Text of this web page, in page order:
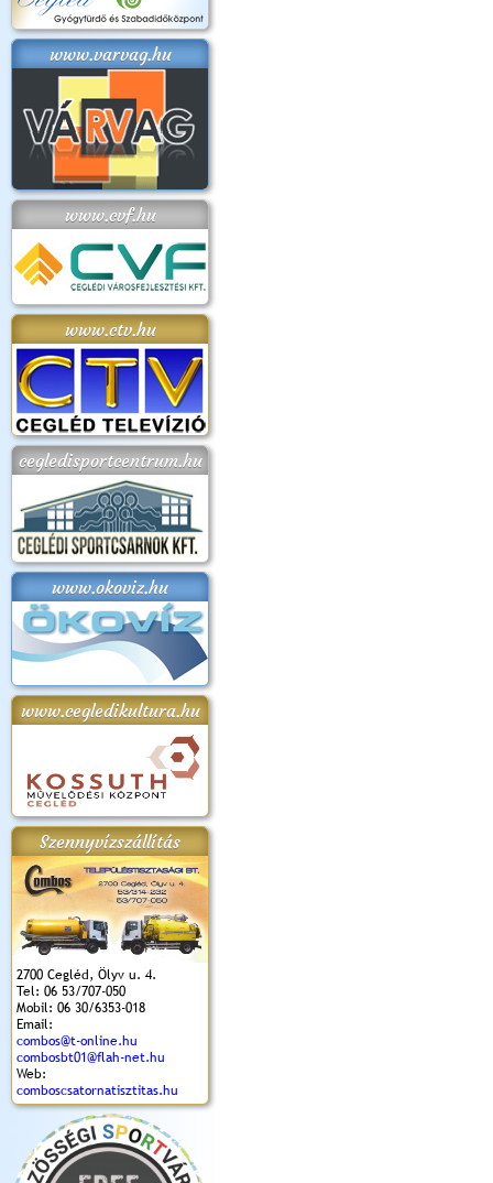
www.varvag.hu
www.cvf.hu
www.ctv.hu
cegledisportcentrum.hu
www.okoviz.hu
www.cegledikultura.hu
Szennyvízszállítás
2700 Cegléd, Ölyv u. 4.
Tel: 06 53/707-050
Mobil: 06 30/6353-018
Email:
combos@t-online.hu
combosbt01@flah-net.hu
Web:
comboscsatornatisztitas.hu
2018.
Kossuth Toborzó
Ünnepély
Szent István Ünnepe
(2017. 08. 20.)